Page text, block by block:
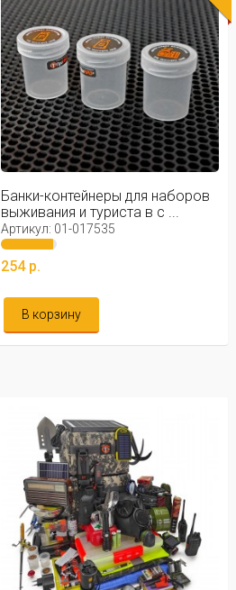
Банки-контейнеры для наборов
выживания и туриста в с ...
Артикул: 01-017535
254 р.
В корзину